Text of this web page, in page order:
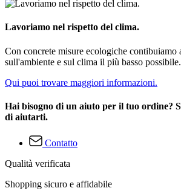
Lavoriamo nel rispetto del clima.
Con concrete misure ecologiche contibuiamo
sull'ambiente e sul clima il più basso possibile.
Qui puoi trovare maggiori informazioni.
Hai bisogno di un aiuto per il tuo ordine?
di aiutarti.
Contatto
Qualità verificata
Shopping sicuro e affidabile